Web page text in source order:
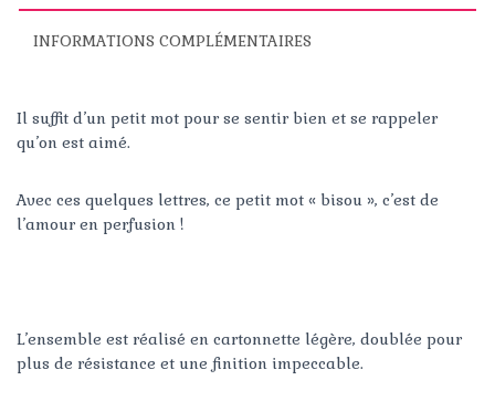
INFORMATIONS COMPLÉMENTAIRES
Il suffit d’un petit mot pour se sentir bien et se rappeler
qu’on est aimé.
Avec ces quelques lettres, ce petit mot « bisou », c’est de
l’amour en perfusion !
L’ensemble est réalisé en cartonnette légère, doublée pour
plus de résistance et une finition impeccable.